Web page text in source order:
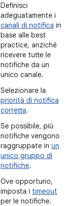
Definisci
adeguatamente i
canali di notifica in
base alle best
practice, anziché
ricevere tutte le
notifiche da un
unico canale.
Selezionare la
priorità di notifica
corretta.
Se possibile, più
notifiche vengono
raggruppate in un
unico gruppo di
notifiche.
Ove opportuno,
imposta i timeout
per le notifiche.